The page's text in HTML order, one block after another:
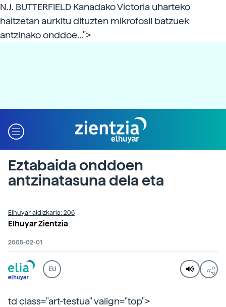
N.J. BUTTERFIELD Kanadako Victoria uharteko
haitzetan aurkitu dituzten mikrofosil batzuek
antzinako onddoe…">
Eztabaida onddoen
antzinatasuna dela eta
Elhuyar aldizkaria: 206
Elhuyar Zientzia
2005-02-01
EU
td class="art-testua" valign="top">